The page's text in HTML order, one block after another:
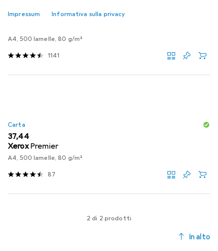
Impressum Informativa sulla privacy
EUR
5,80 da 3 Pezzi
A4, 500 lamelle, 80 g/m²
1141
Carta
EUR
37,44
Xerox Premier
A4, 500 lamelle, 80 g/m²
87
2 di 2 prodotti
In alto